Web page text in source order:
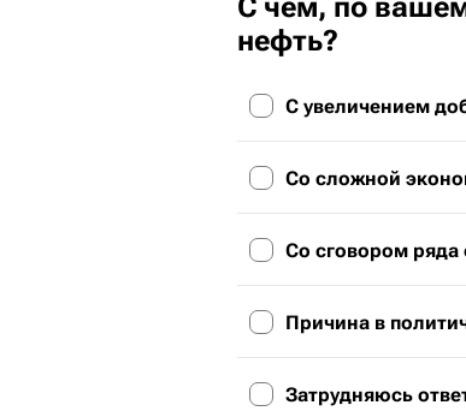
С чем, по
нефть?
С увеличением
Со сложной
Со сговором ряда
Причина в
Затрудняюсь